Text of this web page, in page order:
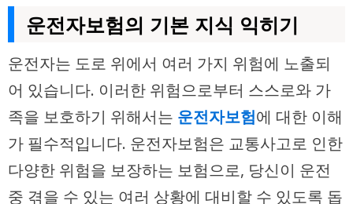
운전자보험의 기본 지식 익히기
운전자는 도로 위에서 여러 가지 위험에 노출되
어 있습니다. 이러한 위험으로부터 스스로와 가
족을 보호하기 위해서는 운전자보험에 대한 이해
가 필수적입니다. 운전자보험은 교통사고로 인한
다양한 위험을 보장하는 보험으로, 당신이 운전
중 겪을 수 있는 여러 상황에 대비할 수 있도록 돕